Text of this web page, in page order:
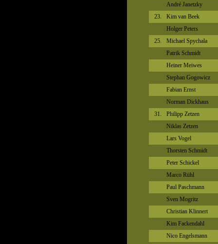
André Janetzky
23.
Kim van Beek
Holger Peters
25.
Michael Spychala
Patrik Schmidt
Heiner Meiwes
Stephan Gogowicz
Fabian Ernst
Norman Dickhaus
31.
Philipp Zetzen
Niklas Zetzen
Lars Vogel
Thorsten Schmidt
Peter Schickel
Marco Rühl
Paul Paschmann
Sven Mogritz
Christian Klinnert
Kim Fackendahl
Nico Engelsmann